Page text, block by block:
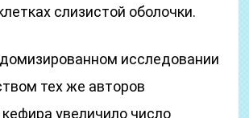
слизистой оболочки.
исследовании
тех же авторов
увеличило число